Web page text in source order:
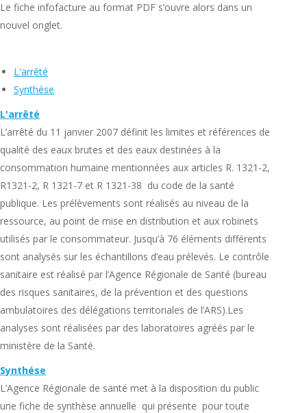
Le fiche infofacture au format PDF s’ouvre alors dans un
nouvel onglet.
L'arrêté
Synthése
L'arrêté
L’arrêté du 11 janvier 2007 définit les limites et références de
qualité des eaux brutes et des eaux destinées à la
consommation humaine mentionnées aux articles R. 1321-2,
R1321-2, R 1321-7 et R 1321-38 du code de la santé
publique. Les prélèvements sont réalisés au niveau de la
ressource, au point de mise en distribution et aux robinets
utilisés par le consommateur. Jusqu’à 76 éléments différents
sont analysés sur les échantillons d’eau prélevés. Le contrôle
sanitaire est réalisé par l’Agence Régionale de Santé (bureau
des risques sanitaires, de la prévention et des questions
ambulatoires des délégations territoriales de l’ARS).Les
analyses sont réalisées par des laboratoires agréés par le
ministère de la Santé.
Synthése
L’Agence Régionale de santé met à la disposition du public
une fiche de synthèse annuelle qui présente pour toute